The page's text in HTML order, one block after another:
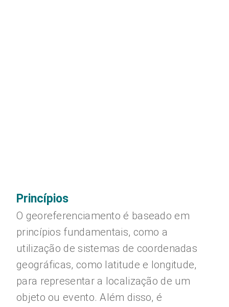
Princípios
O georeferenciamento é baseado em
princípios fundamentais, como a
utilização de sistemas de coordenadas
geográficas, como latitude e longitude,
para representar a localização de um
objeto ou evento. Além disso, é